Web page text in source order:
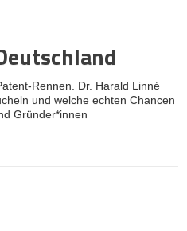
Rennen. Dr. Harald Linné
und welche echten Chancen
Gründer*innen